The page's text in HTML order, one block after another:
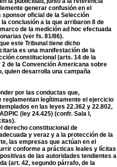
generar confusión en el
sponsor oficial de la Selección
conclusión a la que arribaron 8 de
de la medición ad hoc efectuada
(ver fs. 81/86).
este Tribunal tiene dicho
es una manifestación de la
constitucional (arts. 14 de la
de la Convención Americana sobre
quien desarrolla una campaña
por las conductas que,
legítimamente el ejercicio
en las leyes 22.362 y 22.802,
(ley 24.425) (confr. Sala I,
derecho constitucional de
y veraz y a la protección de la
las empresas que actúan en el
conforme a prácticas leales y lícitas
de las autoridades tendientes a
(art. 42, segundo párrafo, de la